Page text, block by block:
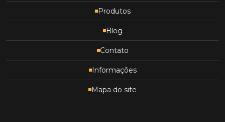
Produtos
Blog
Contato
Informações
Mapa do site